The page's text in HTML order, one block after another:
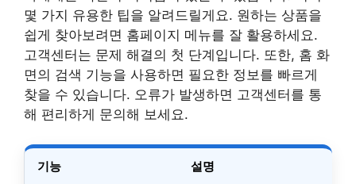
몇 가지 유용한 팁을 알려드릴게요. 원하는 상품을
쉽게 찾아보려면 홈페이지 메뉴를 잘 활용하세요.
고객센터는 문제 해결의 첫 단계입니다. 또한, 홈 화
면의 검색 기능을 사용하면 필요한 정보를 빠르게
찾을 수 있습니다. 오류가 발생하면 고객센터를 통
해 편리하게 문의해 보세요.
기능 설명